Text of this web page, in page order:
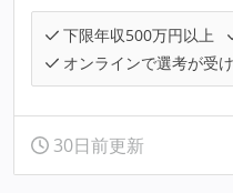
下限年収500万円以上
オンラインで選考が受
30日前更新